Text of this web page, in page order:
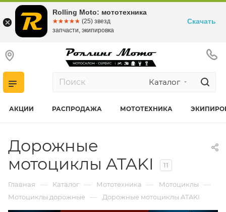
Каталог
АКЦИИ РАСПРОДАЖА МОТОТЕХНИКА
Дорожные
мотоциклы ATAKI
11
Главная — Каталог — Мототехника — Мотоциклы —
Мотоциклы дорожные — Дорожные мотоциклы ATAKI
Rolling Moto: мототехника
☆☆☆☆☆
★★★★★ (25) звезд
запчасти, экипировка
Скачать